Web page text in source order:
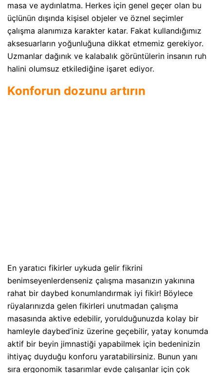
masa ve aydınlatma. Herkes için genel geçer olan bu
üçlünün dışında kişisel objeler ve öznel seçimler
çalışma alanımıza karakter katar. Fakat kullandığımız
aksesuarların yoğunluğuna dikkat etmemiz gerekiyor.
Uzmanlar dağınık ve kalabalık görüntülerin insanın ruh
halini olumsuz etkilediğine işaret ediyor.
Konforun dozunu artırın
En yaratıcı fikirler uykuda gelir fikrini
benimseyenlerdenseniz çalışma masanızın yakınına
rahat bir daybed konumlandırmak iyi fikir! Böylece
rüyalarınızda gelen fikirleri unutmadan çalışma
masasında aktive edebilir, yorulduğunuzda kolay bir
hamleyle daybed’iniz üzerine geçebilir, yatay konumda
aktif bir beyin jimnastiği yapabilmek için bedeninizin
ihtiyaç duyduğu konforu yaratabilirsiniz. Bunun yanı
sıra ergonomik tasarımlar evde çalışanlar için çok